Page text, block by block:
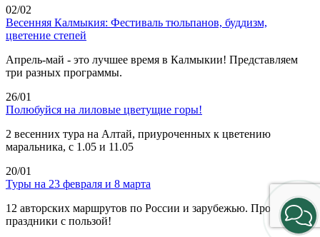
02/02
Весенняя Калмыкия: Фестиваль тюльпанов, буддизм,
цветение степей
Апрель-май - это лучшее время в Калмыкии! Представляем
три разных программы.
26/01
Полюбуйся на лиловые цветущие горы!
2 весенних тура на Алтай, приуроченных к цветению
маральника, с 1.05 и 11.05
20/01
Туры на 23 февраля и 8 марта
12 авторских маршрутов по России и зарубежью. Проведи
праздники с пользой!